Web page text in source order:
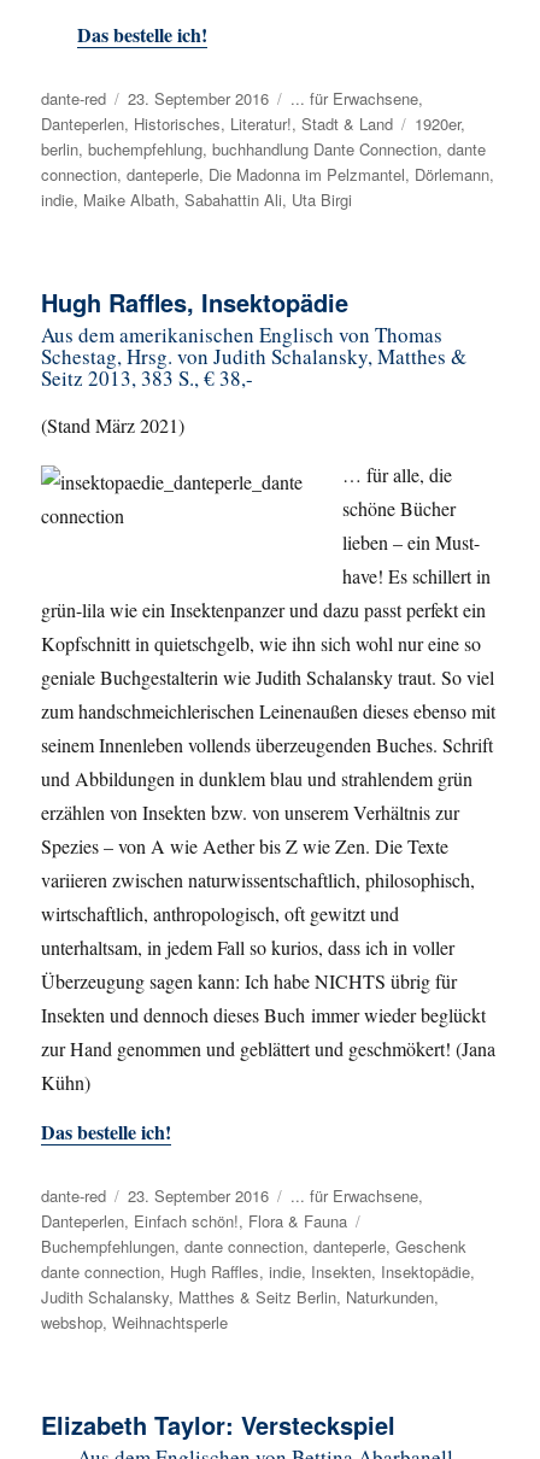
Das bestelle ich!
Autor
dante-red
Veröffentlicht
am
23. September 2016 Kategorien
... für Erwachsene,
Danteperlen, Historisches, Literatur!,Stadt & Land Schlagwörter
1920er,
berlin,buchempfehlung,buchhandlung Dante Connection,dante
connection,danteperle, Die Madonna im Pelzmantel, Dörlemann,
indie, Maike Albath,Sabahattin Ali, Uta Birgi
Hugh Raffles, Insektopädie
Aus dem amerikanischen Englisch von Thomas
Schestag, Hrsg. von Judith Schalansky, Matthes &
Seitz 2013, 383 S., € 38,-
(Stand März 2021)
… für alle, die
schöne Bücher
lieben – ein Must-
have! Es schillert in
grün-lila wie ein Insektenpanzer und dazu passt perfekt ein
Kopfschnitt in quietschgelb, wie ihn sich wohl nur eine so
geniale Buchgestalterin wie Judith Schalansky traut. So viel
zum handschmeichlerischen Leinenaußen dieses ebenso mit
seinem Innenleben vollends überzeugenden Buches. Schrift
und Abbildungen in dunklem blau und strahlendem grün
erzählen von Insekten bzw. von unserem Verhältnis zur
Spezies – von A wie Aether bis Z wie Zen. Die Texte
variieren zwischen naturwissentschaftlich, philosophisch,
wirtschaftlich, anthropologisch, oft gewitzt und
unterhaltsam, in jedem Fall so kurios, dass ich in voller
Überzeugung sagen kann: Ich habe NICHTS übrig für
Insekten und dennoch dieses Buch immer wieder beglückt
zur Hand genommen und geblättert und geschmökert! (Jana
Kühn)
Das bestelle ich!
Autor
dante-red
Veröffentlicht
am
23. September 2016 Kategorien
... für Erwachsene,
Danteperlen, Einfach schön!, Flora & Fauna
Buchempfehlungen,dante connection,danteperle,Geschenk
dante connection, Hugh Raffles,indie, Insekten, Insektopädie,
Judith Schalansky, Matthes & Seitz Berlin, Naturkunden,
webshop,Weihnachtsperle
Elizabeth Taylor: Versteckspiel